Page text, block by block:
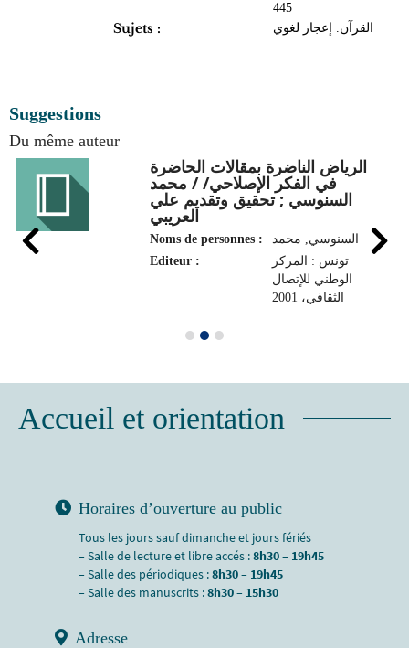
445
Sujets : القرآن. إعجاز لغوي
Suggestions
Du même auteur
الرياض الناضرة بمقالات الحاضرة
في الفكر الإصلاحي/ / محمد
السنوسي ; تحقيق وتقديم علي
العريبي
Noms de personnes :
السنوسي, محمد
Editeur :
تونس : المركز
الوطني للإتصال
الثقافي، 2001
Accueil et orientation
Horaires d’ouverture au public
Tous les jours sauf dimanche et jours fériés
– Salle de lecture et libre accés :8h30 – 19h45
– Salle des périodiques :8h30 – 19h45
– Salle des manuscrits :8h30 – 15h30
Adresse